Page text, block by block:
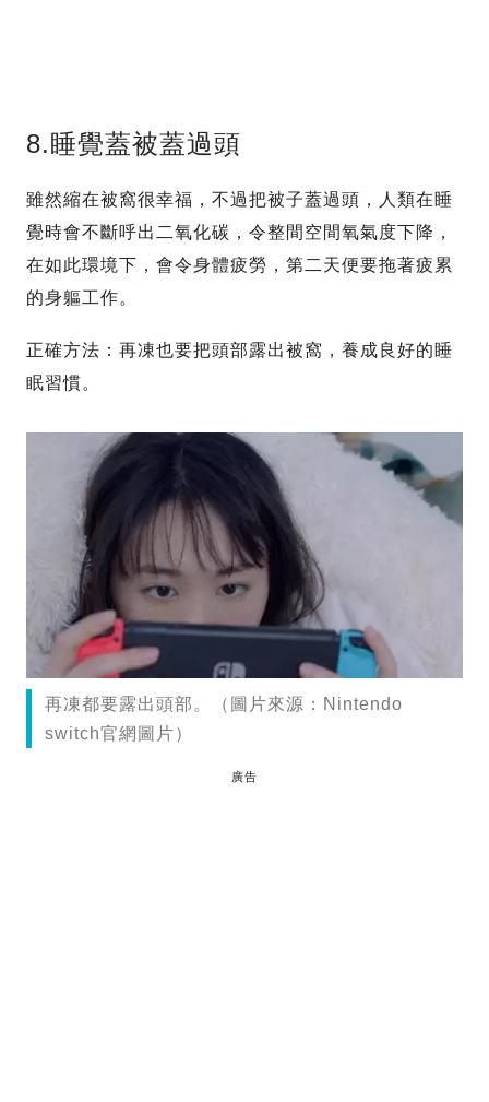
8.睡覺蓋被蓋過頭
雖然縮在被窩很幸福，不過把被子蓋過頭，人類在睡
覺時會不斷呼出二氧化碳，令整間空間氧氣度下降，
在如此環境下，會令身體疲勞，第二天便要拖著疲累
的身軀工作。
正確方法：再凍也要把頭部露出被窩，養成良好的睡
眠習慣。
再凍都要露出頭部。（圖片來源：Nintendo
switch官網圖片）
廣告